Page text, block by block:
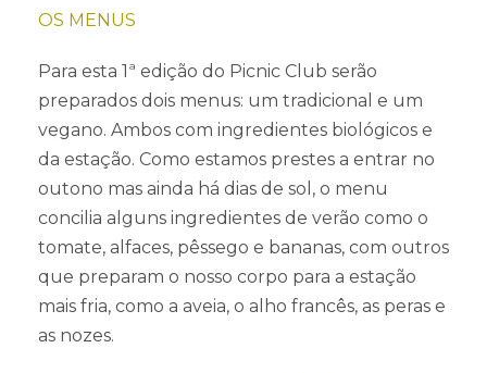
OS MENUS
Para esta 1ª edição do Picnic Club serão
preparados dois menus: um tradicional e um
vegano. Ambos com ingredientes biológicos e
da estação. Como estamos prestes a entrar no
outono mas ainda há dias de sol, o menu
concilia alguns ingredientes de verão como o
tomate, alfaces, pêssego e bananas, com outros
que preparam o nosso corpo para a estação
mais fria, como a aveia, o alho francês, as peras e
as nozes.